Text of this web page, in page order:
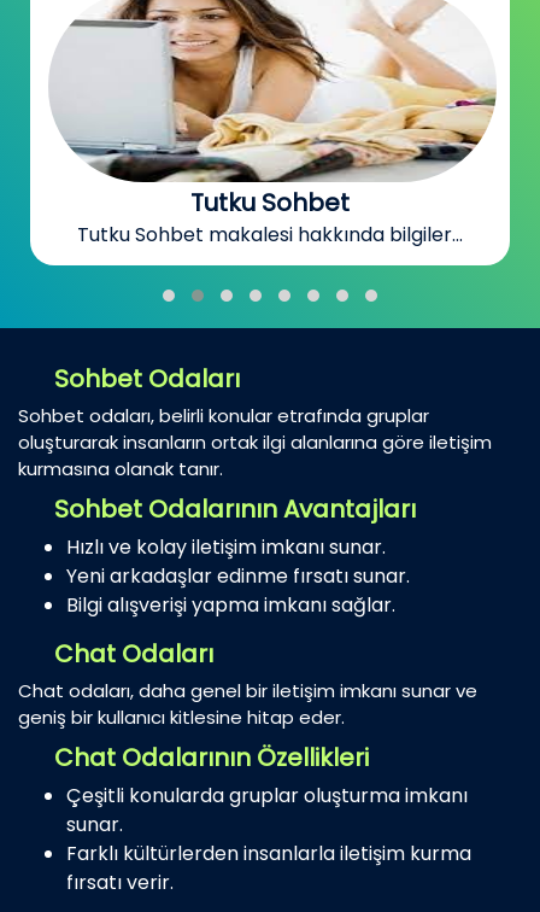
Sohbet Odaları
Sohbet Odaları makalesi hakkında bilgiler...
Sohbet Odaları
Sohbet odaları, belirli konular etrafında gruplar
oluşturarak insanların ortak ilgi alanlarına göre iletişim
kurmasına olanak tanır.
Sohbet Odalarının Avantajları
Hızlı ve kolay iletişim imkanı sunar.
Yeni arkadaşlar edinme fırsatı sunar.
Bilgi alışverişi yapma imkanı sağlar.
Chat Odaları
Chat odaları, daha genel bir iletişim imkanı sunar ve
geniş bir kullanıcı kitlesine hitap eder.
Chat Odalarının Özellikleri
Çeşitli konularda gruplar oluşturma imkanı
sunar.
Farklı kültürlerden insanlarla iletişim kurma
fırsatı verir.